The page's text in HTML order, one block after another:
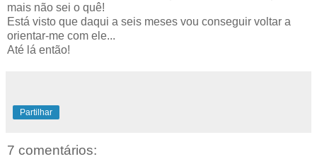
mais não sei o quê!
Está visto que daqui a seis meses vou conseguir voltar a
orientar-me com ele...
Até lá então!
Partilhar
7 comentários: